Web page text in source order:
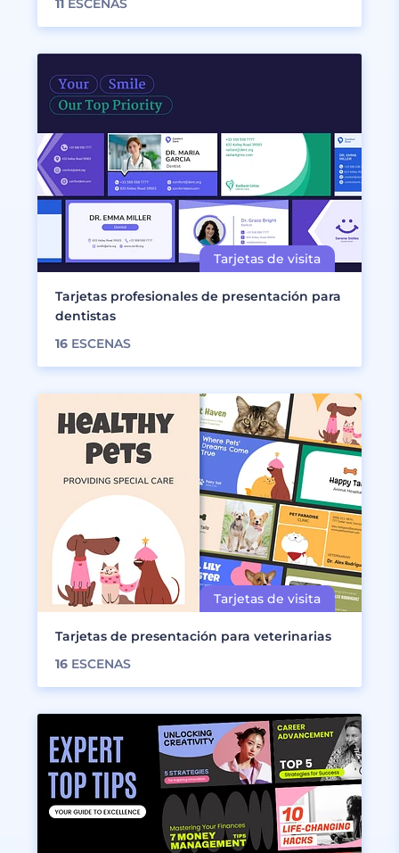
11 ESCENAS
Tarjetas profesionales de presentación para
dentistas
16 ESCENAS
Tarjetas de presentación para veterinarias
16 ESCENAS